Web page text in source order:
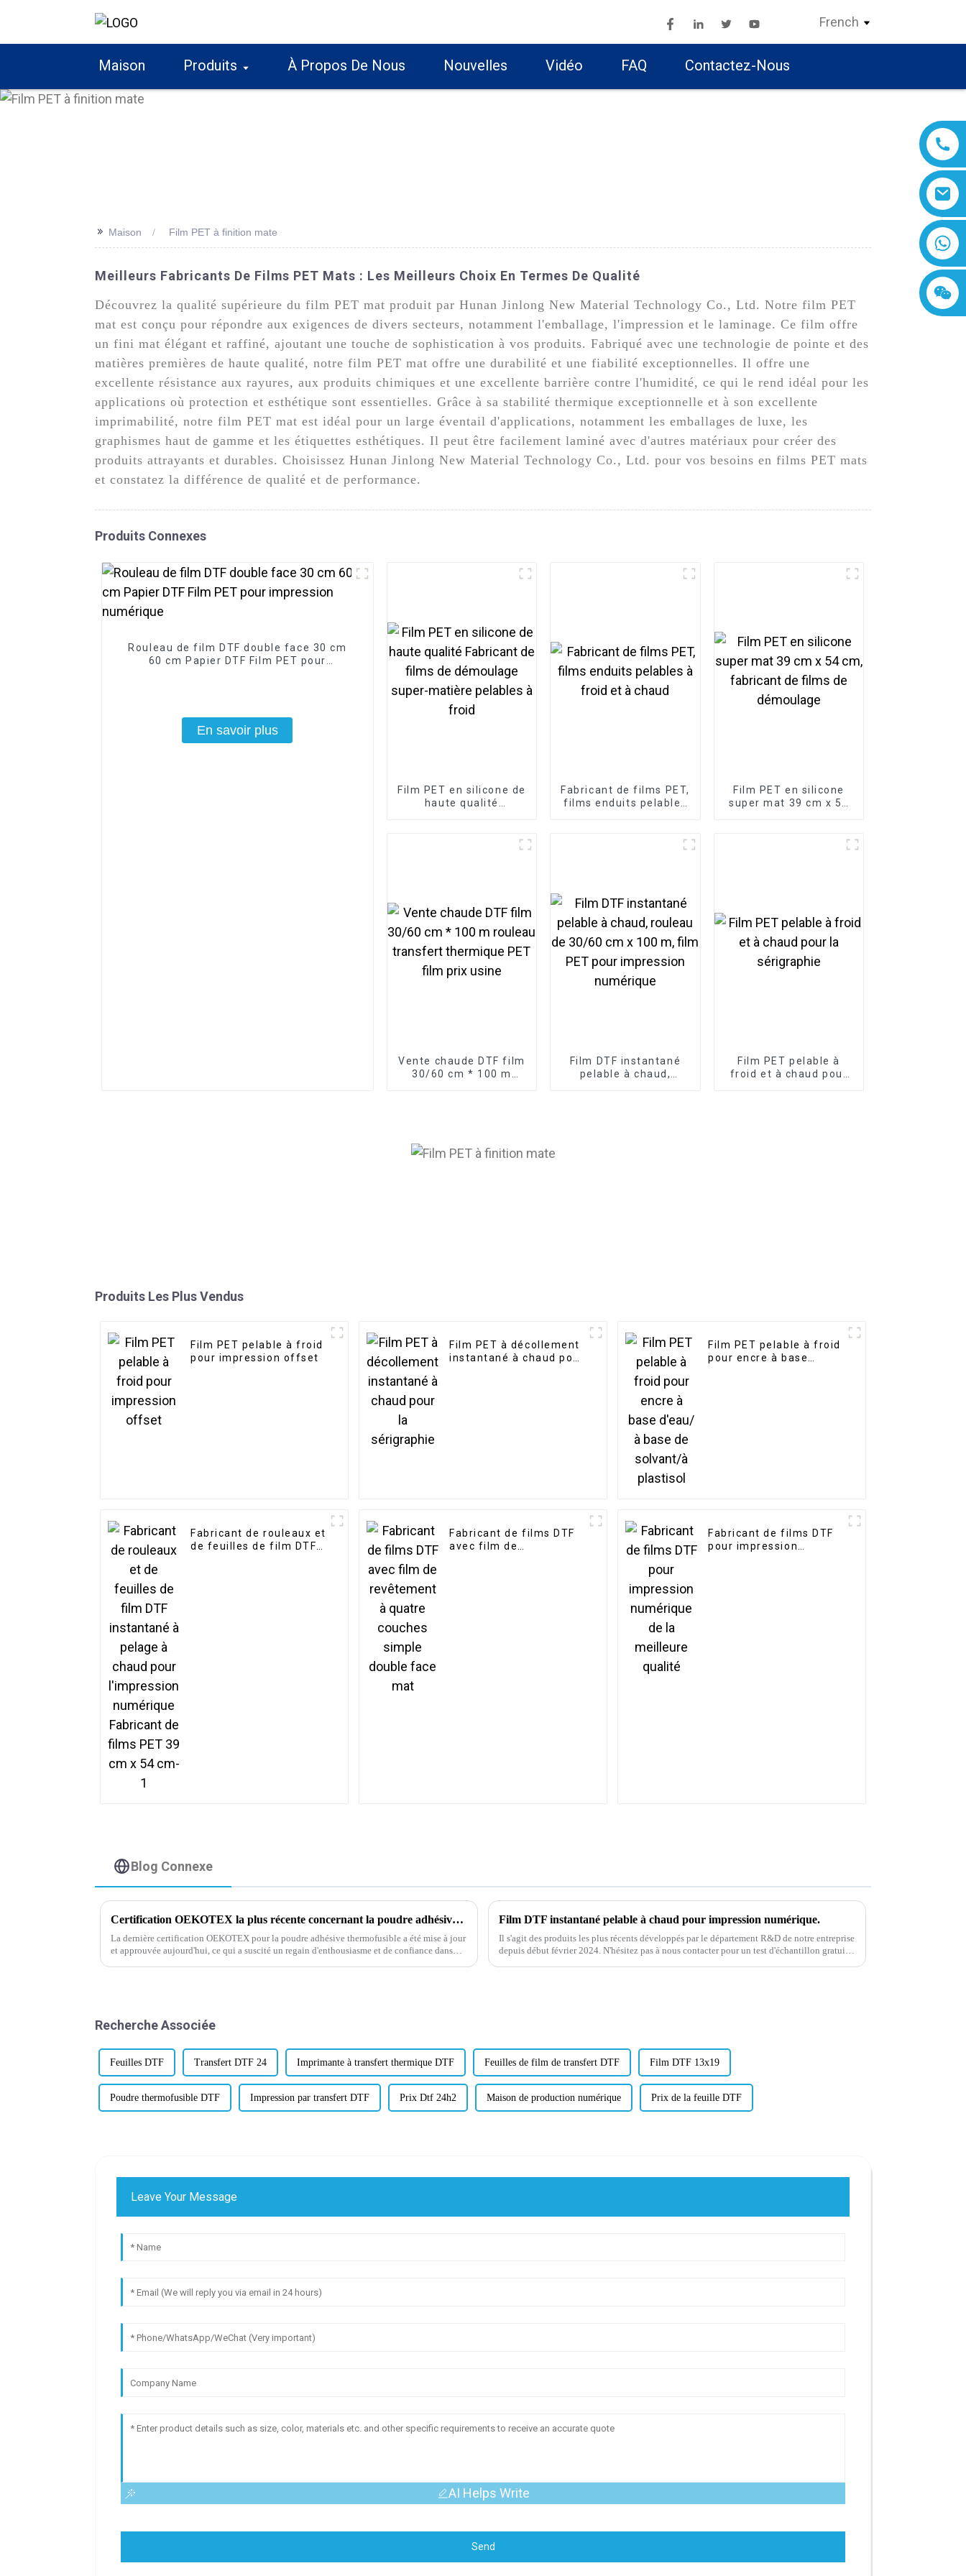
French
Maison Produits À Propos De Nous Nouvelles Vidéo FAQ Contactez-Nous
>> Maison Film PET à finition mate
Meilleurs Fabricants De Films PET Mats : Les Meilleurs Choix En Termes De Qualité
Découvrez la qualité supérieure du film PET mat produit par Hunan Jinlong New Material Technology Co., Ltd. Notre film PET
mat est conçu pour répondre aux exigences de divers secteurs, notamment l'emballage, l'impression et le laminage. Ce film offre
un fini mat élégant et raffiné, ajoutant une touche de sophistication à vos produits. Fabriqué avec une technologie de pointe et des
matières premières de haute qualité, notre film PET mat offre une durabilité et une fiabilité exceptionnelles. Il offre une
excellente résistance aux rayures, aux produits chimiques et une excellente barrière contre l'humidité, ce qui le rend idéal pour les
applications où protection et esthétique sont essentielles. Grâce à sa stabilité thermique exceptionnelle et à son excellente
imprimabilité, notre film PET mat est idéal pour un large éventail d'applications, notamment les emballages de luxe, les
graphismes haut de gamme et les étiquettes esthétiques. Il peut être facilement laminé avec d'autres matériaux pour créer des
produits attrayants et durables. Choisissez Hunan Jinlong New Material Technology Co., Ltd. pour vos besoins en films PET mats
et constatez la différence de qualité et de performance.
Produits Connexes
Rouleau de film DTF double face 30 cm
60 cm Papier DTF Film PET pour
En savoir plus
Film PET en silicone de
haute qualité
Fabricant de films PET,
films enduits pelables
Film PET en silicone
super mat 39 cm x 54
Vente chaude DTF film
30/60 cm * 100 m
Film DTF instantané
pelable à chaud,
Film PET pelable à
froid et à chaud pour
Produits Les Plus Vendus
Film PET pelable à froid
pour impression offset
Film PET à décollement
instantané à chaud pour
Film PET pelable à froid
pour encre à base
Fabricant de rouleaux et
de feuilles de film DTF
Fabricant de films DTF
avec film de
Fabricant de films DTF
pour impression
Blog Connexe
Certification OEKOTEX la plus récente concernant la poudre adhésive thermofusible
La dernière certification OEKOTEX pour la poudre adhésive thermofusible a été mise à jour
et approuvée aujourd'hui, ce qui a suscité un regain d'enthousiasme et de confiance dans
Film DTF instantané pelable à chaud pour impression numérique.
Il s'agit des produits les plus récents développés par le département R&D de notre entreprise
depuis début février 2024. N'hésitez pas à nous contacter pour un test d'échantillon gratuit
Recherche Associée
Feuilles DTF Transfert DTF 24 Imprimante à transfert thermique DTF Feuilles de film de transfert DTF Film DTF 13x19
Poudre thermofusible DTF Impression par transfert DTF Prix ​​Dtf 24h2 Maison de production numérique Prix ​​de la feuille DTF
Leave Your Message
AI Helps Write
Send